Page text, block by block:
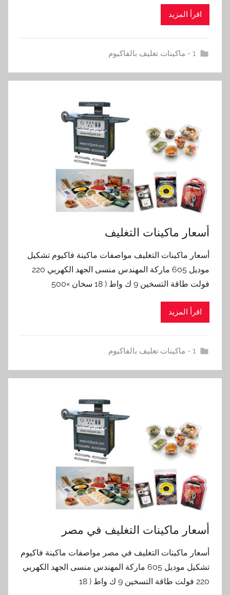
اقرأ المزيد
1 - ماكينات تغليف بالفاكيوم
أسعار ماكينات التغليف
أسعار ماكينات التغليف مواصفات ماكينة فاكيوم تشكيل
موديل 605 ماركة المهندس منسى الجهد الكهربي 220
فولت طاقة التسخين 9 ك واط ( 18 سخان ×500
اقرأ المزيد
1 - ماكينات تغليف بالفاكيوم
أسعار ماكينات التغليف في مصر
أسعار ماكينات التغليف في مصر مواصفات ماكينة فاكيوم
تشكيل موديل 605 ماركة المهندس منسى الجهد الكهربي
220 فولت طاقة التسخين 9 ك واط ( 18